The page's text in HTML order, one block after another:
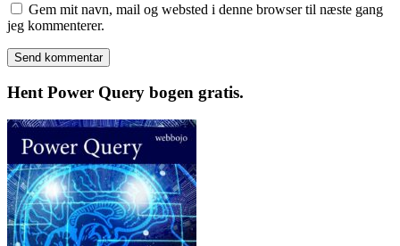
Gem mit navn, mail og websted i denne browser til næste gang
jeg kommenterer.
Hent Power Query bogen gratis.